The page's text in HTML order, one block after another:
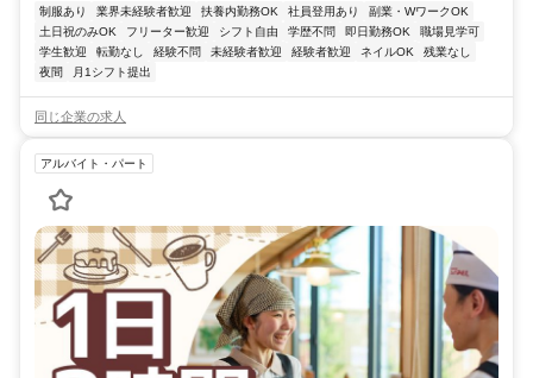
制服あり 業界未経験者歓迎 扶養内勤務OK 社員登用あり
副業・WワークOK
土日祝のみOK
フリーター歓迎 シフト自由 学歴不問 即日勤務OK
職場見学可
学生歓迎
転勤なし 経験不問 未経験者歓迎 経験者歓迎 ネイルOK
残業なし
夜間
月1シフト提出
同じ企業の求人
アルバイト・パート